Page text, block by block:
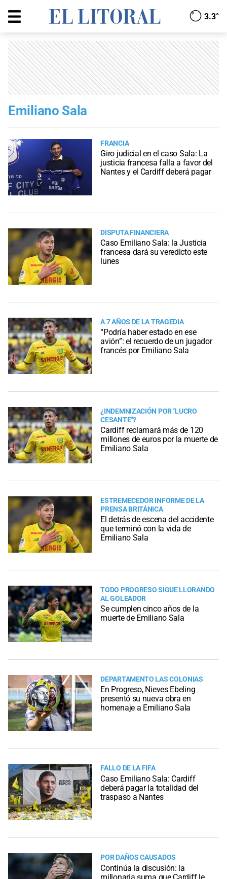
3.3°
Emiliano Sala
FRANCIA
Giro judicial en el caso Sala: La
justicia francesa falla a favor del
Nantes y el Cardiff deberá pagar
DISPUTA FINANCIERA
Caso Emiliano Sala: la Justicia
francesa dará su veredicto este
lunes
A 7 AÑOS DE LA TRAGEDIA
“Podría haber estado en ese
avión”: el recuerdo de un jugador
francés por Emiliano Sala
¿INDEMNIZACIÓN POR "LUCRO
CESANTE"?
Cardiff reclamará más de 120
millones de euros por la muerte de
Emiliano Sala
ESTREMECEDOR INFORME DE LA
PRENSA BRITÁNICA
El detrás de escena del accidente
que terminó con la vida de
Emiliano Sala
TODO PROGRESO SIGUE LLORANDO
AL GOLEADOR
Se cumplen cinco años de la
muerte de Emiliano Sala
DEPARTAMENTO LAS COLONIAS
En Progreso, Nieves Ebeling
presentó su nueva obra en
homenaje a Emiliano Sala
FALLO DE LA FIFA
Caso Emiliano Sala: Cardiff
deberá pagar la totalidad del
traspaso a Nantes
POR DAÑOS CAUSADOS
Continúa la discusión: la
millonaria suma que Cardiff le